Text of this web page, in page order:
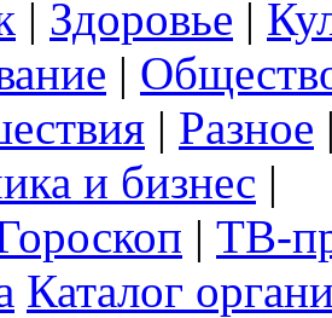
| Здоровье |
|
| Разное
и бизнес |
| ТВ-
Каталог